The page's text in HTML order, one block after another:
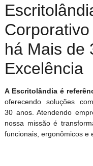
há Mais de
Excelência
A Escritolândia é
oferecendo soluções
30 anos. Atendendo
nossa missão é
funcionais, ergonômicos e